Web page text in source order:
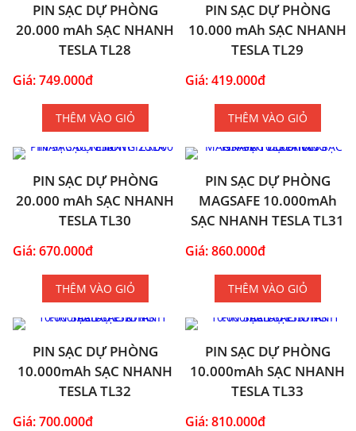
PIN SẠC DỰ PHÒNG
20.000 mAh SẠC NHANH
TESLA TL28
Giá: 749.000đ
THÊM VÀO GIỎ
PIN SẠC DỰ PHÒNG
10.000 mAh SẠC NHANH
TESLA TL29
Giá: 419.000đ
THÊM VÀO GIỎ
PIN SẠC DỰ PHÒNG
20.000 mAh SẠC NHANH
TESLA TL30
Giá: 670.000đ
THÊM VÀO GIỎ
PIN SẠC DỰ PHÒNG
MAGSAFE 10.000mAh
SẠC NHANH TESLA TL31
Giá: 860.000đ
THÊM VÀO GIỎ
PIN SẠC DỰ PHÒNG
10.000mAh SẠC NHANH
TESLA TL32
Giá: 700.000đ
PIN SẠC DỰ PHÒNG
10.000mAh SẠC NHANH
TESLA TL33
Giá: 810.000đ